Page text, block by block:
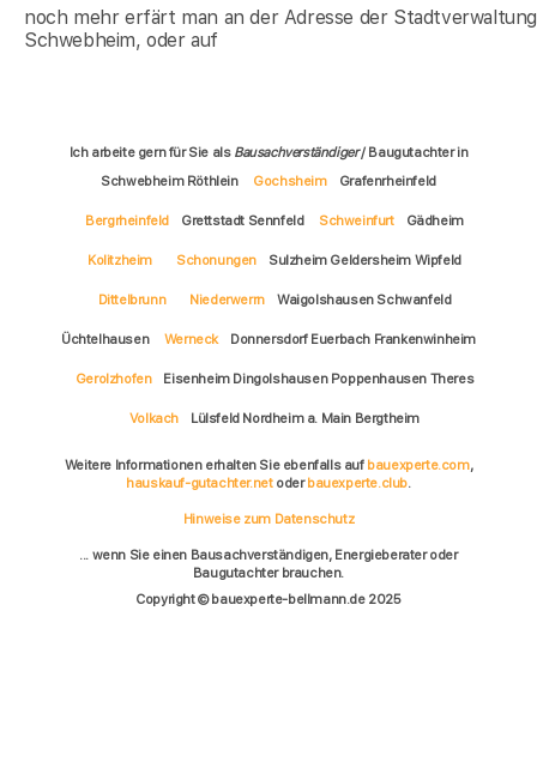
noch mehr erfärt man an der Adresse der
Schwebheim, oder auf
Ich arbeite gern für Sie als Bausachverständiger/ Baugutachter in
Schwebheim Röthlein
Gochsheim Grafenrheinfeld
Bergrheinfeld Grettstadt Sennfeld Schweinfurt Gädheim
Kolitzheim Schonungen Sulzheim Geldersheim Wipfeld
Dittelbrunn Niederwerrn Waigolshausen Schwanfeld
Üchtelhausen Werneck Donnersdorf Euerbach Frankenwinheim
Gerolzhofen Eisenheim Dingolshausen Poppenhausen Theres
Volkach Lülsfeld Nordheim a. Main Bergtheim
Weitere Informationen erhalten Sie ebenfalls auf bauexperte.com,
hauskauf-gutachter.netoderbauexperte.club.
Hinweise zum Datenschutz
... wenn Sie einen Bausachverständigen, Energieberater oder
Baugutachter brauchen.
Copyright © bauexperte-bellmann.de 2025